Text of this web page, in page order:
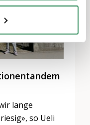
lange
so Ueli